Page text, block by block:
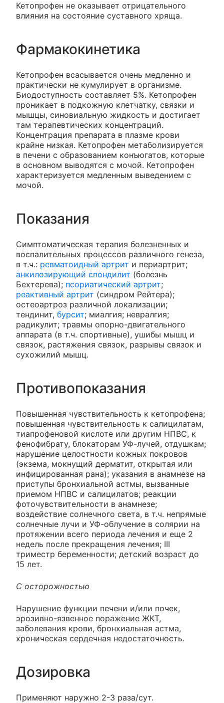
Кетопрофен не оказывает отрицательного
влияния на состояние суставного хряща.
Фармакокинетика
Кетопрофен всасывается очень медленно и
практически не кумулирует в организме.
Биодоступность составляет 5%. Кетопрофен
проникает в подкожную клетчатку, связки и
мышцы, синовиальную жидкость и достигает
там терапевтических концентраций.
Концентрация препарата в плазме крови
крайне низкая. Кетопрофен метаболизируется
в печени с образованием конъюгатов, которые
в основном выводятся с мочой. Кетопрофен
характеризуется медленным выведением с
мочой.
Показания
Симптоматическая терапия болезненных и
воспалительных процессов различного генеза,
в т.ч.: ревматоидный артрит и периартрит;
анкилозирующий спондилит (болезнь
Бехтерева); псориатический артрит;
реактивный артрит (синдром Рейтера);
остеоартроз различной локализации;
тендинит, бурсит; миалгия; невралгия;
радикулит; травмы опорно-двигательного
аппарата (в т.ч. спортивные), ушибы мышц и
связок, растяжения связок, разрывы связок и
сухожилий мышц.
Противопоказания
Повышенная чувствительность к кетопрофена;
повышенная чувствительность к салицилатам,
тиапрофеновой кислоте или другим НПВС, к
фенофибрату, блокаторам УФ-лучей, отдушкам;
нарушение целостности кожных покровов
(экзема, мокнущий дерматит, открытая или
инфицированная рана); указания в анамнезе на
приступы бронхиальной астмы, вызванные
приемом НПВС и салицилатов; реакции
фоточувствительности в анамнезе;
воздействие солнечного света, в т.ч. непрямые
солнечные лучи и УФ-облучение в солярии на
протяжении всего периода лечения и еще 2
недель после прекращения лечения; III
триместр беременности; детский возраст до
15 лет.
С осторожностью
Нарушение функции печени и/или почек,
эрозивно-язвенное поражение ЖКТ,
заболевания крови, бронхиальная астма,
хроническая сердечная недостаточность.
Дозировка
Применяют наружно 2-3 раза/сут.